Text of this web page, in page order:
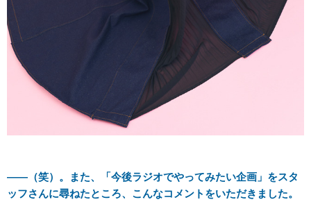
――（笑）。また、「今後ラジオでやってみたい企画」をスタ
ッフさんに尋ねたところ、こんなコメントをいただきました。